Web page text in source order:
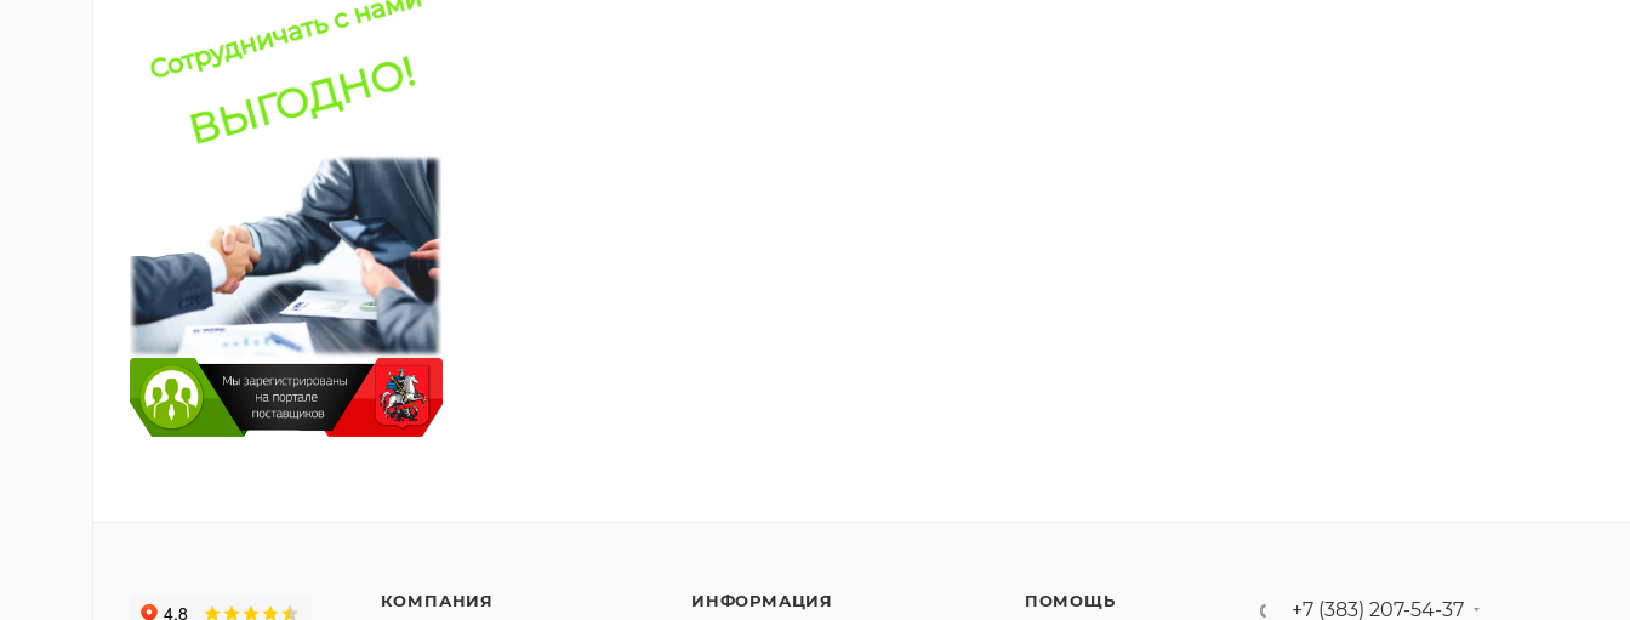
КОМПАНИЯ ИНФОРМАЦИЯ ПОМОЩЬ +7 (383) 207-54-37